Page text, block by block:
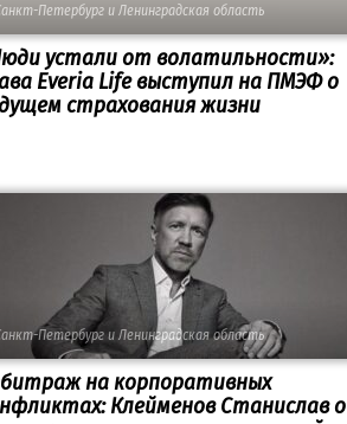
Петербург и Ленинградская область
устали от волатильности»:
Everia Life выступил на ПМЭФ о
страхования жизни
Петербург и Ленинградская область
на корпоративных
Клейменов Станислав о